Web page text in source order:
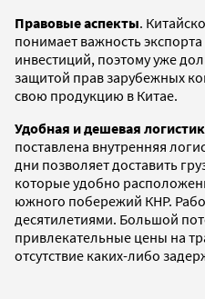
Правовые аспекты.
понимает важность
инвестиций, поэтому уже
защитой прав зарубежных
свою продукцию в Китае.
Удобная и дешевая
поставлена внутренняя
дни позволяет доставить
которые удобно
южного побережий КНР.
десятилетиями. Большой
привлекательные цены на
отсутствие каких-либо